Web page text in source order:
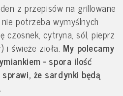
z przepisów na grillowane
potrzeba wymyślnych
czosnek, cytryna, sól, pieprz
i świeże zioła. My polecamy
- spora ilość
że sardynki będą